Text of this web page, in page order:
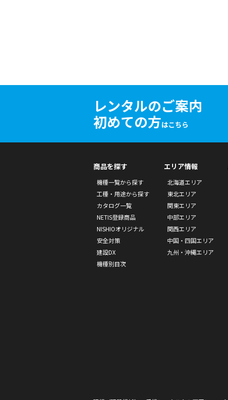
レンタルのご案内
初めての方はこちら
商品を探す
機種一覧から探す
工種・用途から探す
カタログ一覧
NETIS登録商品
NISHIOオリジナル
安全対策
建設DX
機種別目次
エリア情報
北海道エリア
東北エリア
関東エリア
中部エリア
関西エリア
中国・四国エリア
九州・沖縄エリア